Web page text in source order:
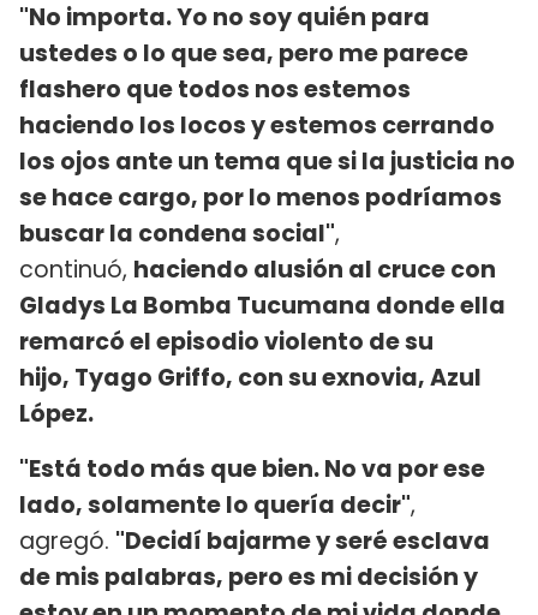
"No importa. Yo no soy quién para
ustedes o lo que sea, pero me parece
flashero que todos nos estemos
haciendo los locos y estemos cerrando
los ojos ante un tema que si la justicia no
se hace cargo, por lo menos podríamos
buscar la condena social",
continuó, haciendo alusión al cruce con
Gladys La Bomba Tucumana donde ella
remarcó el episodio violento de su
hijo, Tyago Griffo, con su exnovia, Azul
López.
"Está todo más que bien. No va por ese
lado, solamente lo quería decir",
agregó. "Decidí bajarme y seré esclava
de mis palabras, pero es mi decisión y